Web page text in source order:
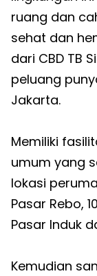
ruang dan
sehat dan
dari CBD TB
peluang
Jakarta.
Memiliki
umum yang
lokasi
Pasar Rebo,
Pasar Induk
Kemudian